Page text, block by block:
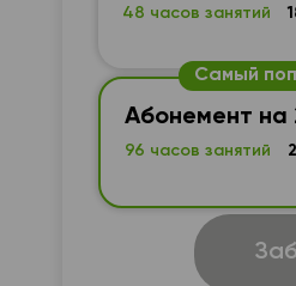
48 часов занятий
Самый
Абонемент на
96 часов занятий